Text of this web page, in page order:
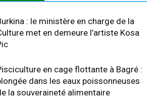
: le ministère en charge de la
met en demeure l’artiste Kosa
en cage flottante à Bagré :
dans les eaux poissonneuses
la souveraineté alimentaire